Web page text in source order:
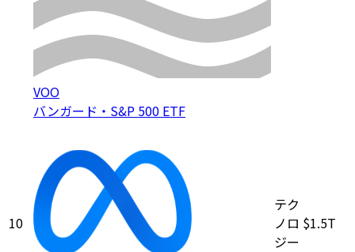
VOO
バンガード・S&P 500 ETF
10
テク
ノロ
ジー
$1.5T